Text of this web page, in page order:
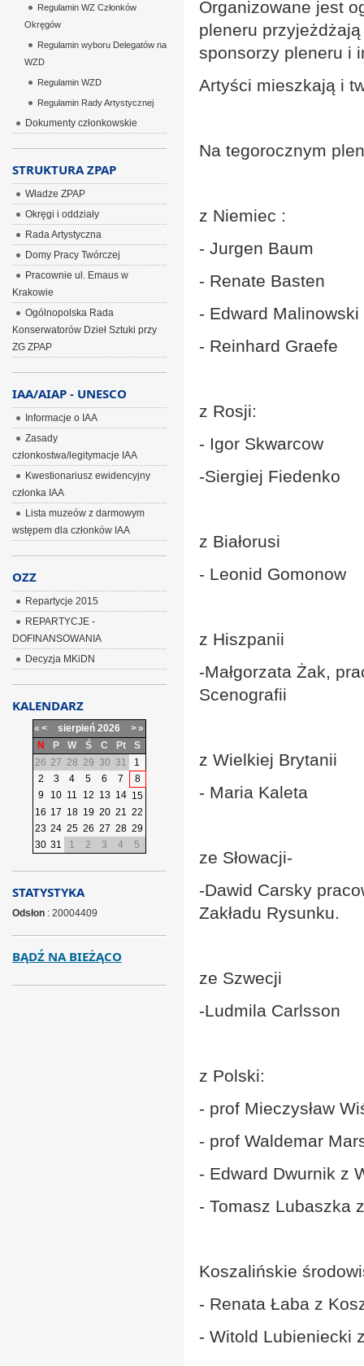
Organizowane jest
pleneru
sponsorzy pleneru i
Artyści mieszkają i
Na tegorocznym
z Niemiec :
- Jurgen Baum
- Renate Basten
- Edward Malinowski
- Reinhard Graefe
z Rosji:
- Igor Skwarcow
-Siergiej Fiedenko
z Białorusi
- Leonid Gomonow
z Hiszpanii
-Małgorzata Żak,
Scenografii
z Wielkiej Brytanii
- Maria Kaleta
ze Słowacji-
-Dawid Carsky
Zakładu Rysunku.
ze Szwecji
-Ludmila Carlsson
z Polski:
- prof Mieczysław
- prof Waldemar
- Edward Dwurnik z
- Tomasz Lubaszka
Koszalińskie
- Renata Łaba z
- Witold Lubieniecki
Regulamin WZ Członków
Okręgów
Regulamin wyboru Delegatów na
WZD
Regulamin WZD
Regulamin Rady Artystycznej
Dokumenty członkowskie
STRUKTURA ZPAP
Władze ZPAP
Okręgi i oddziały
Rada Artystyczna
Domy Pracy Twórczej
Pracownie ul. Emaus w
Krakowie
Ogólnopolska Rada
Konserwatorów Dzieł Sztuki przy
ZG ZPAP
IAA/AIAP - UNESCO
Informacje o IAA
Zasady
członkostwa/legitymacje IAA
Kwestionariusz ewidencyjny
członka IAA
Lista muzeów z darmowym
wstępem dla członków IAA
OZZ
Repartycje 2015
REPARTYCJE -
DOFINANSOWANIA
Decyzja MKiDN
KALENDARZ
« < sierpień 2026 >»
N
P W Ś C Pt
S
26 27 28 29 30 31
1
2
3 4 5 6 7
8
9
10 11 12 13 14 15
16 17 18 19 20 21 22
23 24 25 26 27 28 29
30 31 1 2 3 4 5
STATYSTYKA
Odsłon: 20004409
BĄDŹ NA BIEŻĄCO